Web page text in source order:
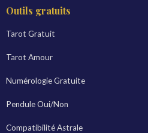
Outils gratuits
Tarot Gratuit
Tarot Amour
Numérologie Gratuite
Pendule Oui/Non
Compatibilité Astrale